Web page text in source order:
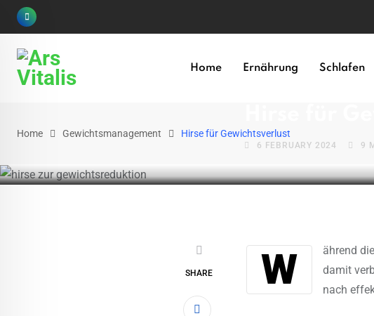
Skip
content
Home Ernährung Schlafen
Home Gewichtsmanagement Hirse für Gewichtsverlust
6 FEBRUARY 2024 9
SHARE Während die Welt mit der wachsenden Besorgnis um Fettleibigkeit und ihre
damit
nach